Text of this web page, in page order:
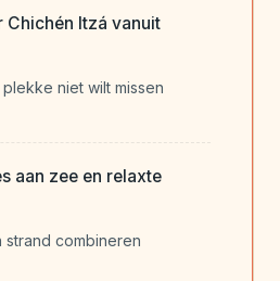
Chichén Itzá vanuit
niet wilt missen
aan zee en relaxte
strand combineren